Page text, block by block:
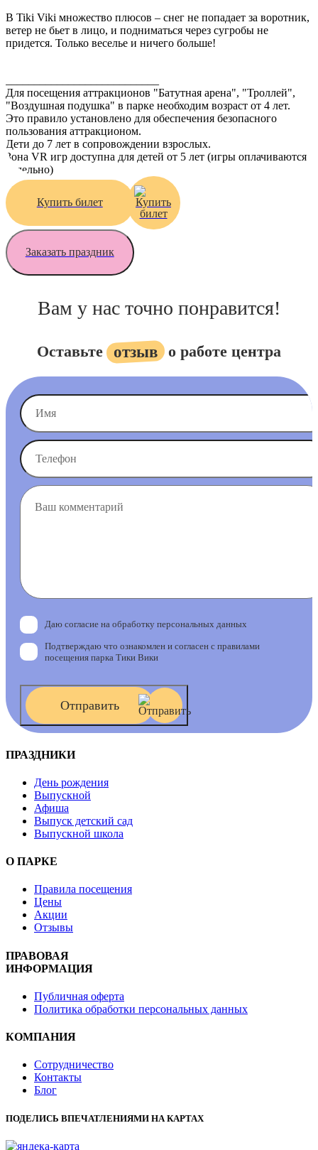
В Tiki Viki множество плюсов – снег не попадает за воротник,
ветер не бьет в лицо, и подниматься через сугробы не
придется. Только веселье и ничего больше!
Для посещения аттракционов "Батутная арена", "Троллей",
"Воздушная подушка" в парке необходим возраст от 4 лет.
Это правило установлено для обеспечения безопасного
пользования аттракционом.
Дети до 7 лет в сопровождении взрослых.
Зона VR игр доступна для детей от 5 лет (игры оплачиваются
отдельно)
Купить билет
Заказать праздник
Вам у нас точно понравится!
Оставьте отзыв о работе центра
Даю согласие на обработку персональных данных
Подтверждаю что ознакомлен и согласен с правилами
посещения парка Тики Вики
Отправить
ПРАЗДНИКИ
День рождения
Выпускной
Афиша
Выпуск детский сад
Выпускной школа
О ПАРКЕ
Правила посещения
Цены
Акции
Отзывы
ПРАВОВАЯ
ИНФОРМАЦИЯ
Публичная оферта
Политика обработки персональных данных
КОМПАНИЯ
Сотрудничество
Контакты
Блог
ПОДЕЛИСЬ ВПЕЧАТЛЕНИЯМИ НА КАРТАХ